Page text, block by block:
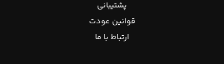
پشتیبانی
قوانین عودت
ارتباط با ما